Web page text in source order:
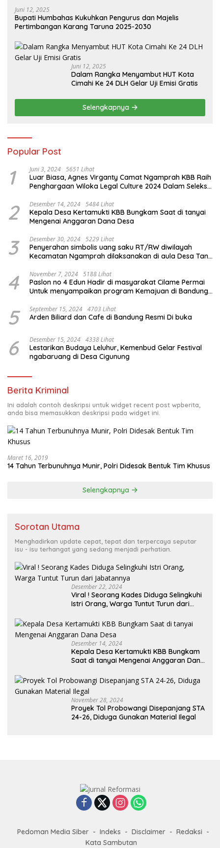
Juni 12, 2025
Bupati Humbahas Kukuhkan Pengurus dan Majelis
Pertimbangan Karang Taruna 2025-2030
Juni 12, 2025
Dalam Rangka Menyambut HUT Kota
Cimahi Ke 24 DLH Gelar Uji Emisi Gratis
Selengkapnya
Popular Post
1 Juni 3, 2024 5651 Lihat
Luar Biasa, Agnes Virganty Camat Ngamprah KBB Raih
Penghargaan Wiloka Legal Culture 2024 Dalam Seleksi
2 Desember 14, 2024 5484 Lihat
Kepala Desa Kertamukti KBB Bungkam Saat di tanyai
Mengenai Anggaran Dana Desa
3 Desember 30, 2024 5229 Lihat
Penyerahan simbolis uang saku RT/RW diwilayah
Kecamatan Ngamprah dilaksanakan di aula Desa Tani
4 November 7, 2024 5188 Lihat
Paslon no 4 Edun Hadir di masyarakat Cilame Permai
Untuk menyampaikan program Kemajuan di Bandung
5 September 15, 2024 4703 Lihat
Arden Biliard dan Cafe di Bandung Resmi Di buka
6 Desember 15, 2024 4338 Lihat
Lestarikan Budaya Leluhur, Kemenbud Gelar Festival
ngabaruang di Desa Cigunung
Berita Kriminal
Ini adalah contoh deskripsi untuk widget recent post wpberita,
anda bisa memasukkan deskripsi pada widget ini.
Maret 16, 2019
14 Tahun Terbunuhnya Munir, Polri Didesak Bentuk Tim Khusus
Selengkapnya
Sorotan Utama
Menghadirkan update cepat, tepat dan terpercaya seputar
isu - isu terhangat yang sedang menjadi perhatian.
Desember 22, 2024
Viral ! Seorang Kades Diduga Selingkuhi
Istri Orang, Warga Tuntut Turun dari
Desember 14, 2024
Kepala Desa Kertamukti KBB Bungkam
Saat di tanyai Mengenai Anggaran Dana
November 28, 2024
Proyek Tol Probowangi Disepanjang STA
24-26, Diduga Gunakan Material Ilegal
Pedoman Media Siber Indeks Disclaimer
Redaksi
Kata Sambutan